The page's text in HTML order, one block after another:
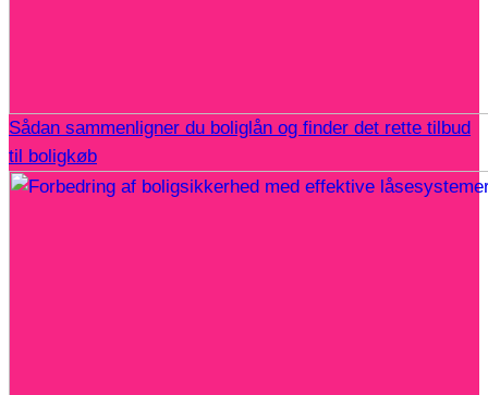
Sådan sammenligner du boliglån og finder det rette tilbud
til boligkøb